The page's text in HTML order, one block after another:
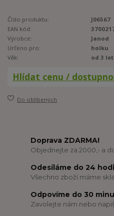
Číslo produktu:
J06567
EAN kód:
Výrobce:
Janod
Určeno pro:
holku
Věk:
od 3 let
Hlídat cenu /
Do oblíbených
Doprava ZDARMA!
Objednejte za 2000,- a
Odesíláme do 24
Všechno zboží máme
Odpovíme do 30
Zavolejte nám nebo